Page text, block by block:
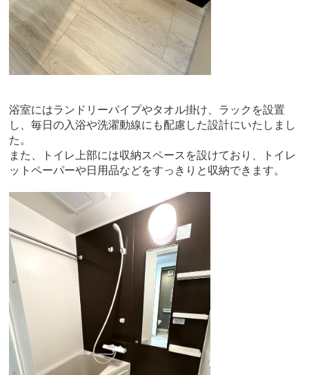
浴室にはランドリーパイプやタオル掛け、ラックを設置
し、毎日の入浴や洗濯動線にも配慮した設計にいたしまし
た。
また、トイレ上部には収納スペースを設けており、トイレ
ットペーパーや日用品などをすっきりと収納できます。